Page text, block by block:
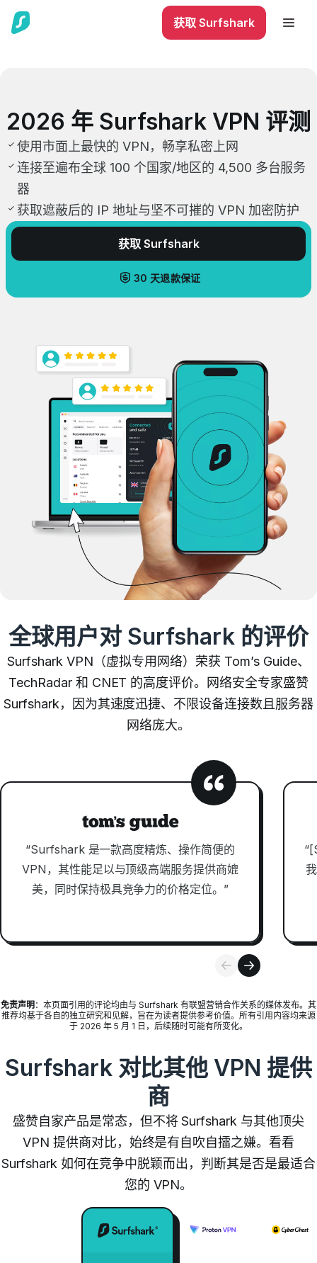
获取 Surfshark
2026 年 Surfshark VPN 评测
使用市面上最快的 VPN，畅享私密上网
连接至遍布全球 100 个国家/地区的 4,500 多台服务
器
获取遮蔽后的 IP 地址与坚不可摧的 VPN 加密防护
获取 Surfshark
30 天退款保证
全球用户对 Surfshark 的评价
Surfshark VPN（虚拟专用网络）荣获 Tom’s Guide、
TechRadar 和 CNET 的高度评价。网络安全专家盛赞
Surfshark，因为其速度迅捷、 不限设备连接数 且服务器
网络庞大。
“Surfshark 是一款高度精炼、操作简便的
VPN，其性能足以与顶级高端服务提供商媲
美，同时保持极具竞争力的价格定位。”
免责声明 ：本页面引用的评论均由与 Surfshark 有联盟营销合作关系的媒体发布。其
推荐均基于各自的独立研究和见解，旨在为读者提供参考价值。所有引用内容均来源
于 2026 年 5 月 1 日，后续随时可能有所变化。
Surfshark 对比其他 VPN 提供
商
盛赞自家产品是常态，但不将 Surfshark 与其他顶尖
VPN 提供商对比，始终是有自吹自擂之嫌。看看
Surfshark 如何在竞争中脱颖而出，判断其是否是最适合
您的 VPN。